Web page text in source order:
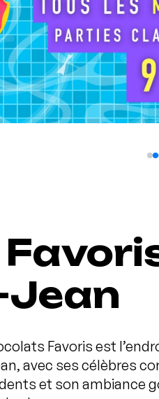
Jean
Favoris est
avec ses célèbres
et son ambiance